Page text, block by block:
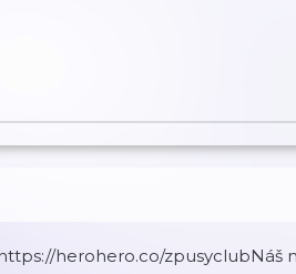
herohero.co/zpusyclubNáš